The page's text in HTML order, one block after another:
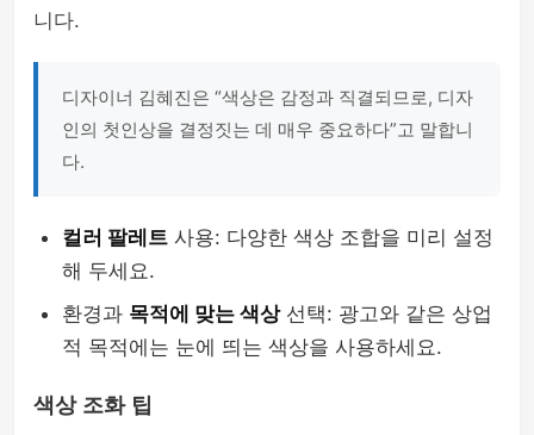
니다.
디자이너 김혜진은 “색상은 감정과 직결되므로, 디자
인의 첫인상을 결정짓는 데 매우 중요하다”고 말합니
다.
컬러 팔레트 사용: 다양한 색상 조합을 미리 설정
해 두세요.
환경과 목적에 맞는 색상선택: 광고와 같은 상업
적 목적에는 눈에 띄는 색상을 사용하세요.
색상 조화 팁